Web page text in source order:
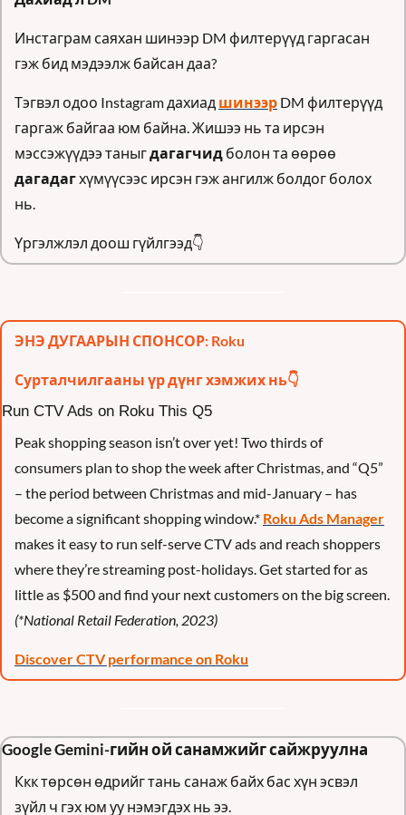
Инстаграм саяхан шинээр DM филтерүүд гаргасан
гэж бид мэдээлж байсан даа?
Тэгвэл одоо Instagram дахиад шинээр DM филтерүүд
гаргаж байгаа юм байна. Жишээ нь та ирсэн
мэссэжүүдээ таныг дагагчид
дагадаг хүмүүсээс ирсэн гэж ангилж болдог болох
нь.
Үргэлжлэл доош гүйлгээд👇
ЭНЭ ДУГААРЫН СПОНСОР: Roku
Сурталчилгааны үр дүнг хэмжих нь👇
Run CTV Ads on Roku This Q5
Peak shopping season isn’t over yet! Two thirds of
consumers plan to shop the week after Christmas, and “Q5”
– the period between Christmas and mid-January – has
become a significant shopping window.* Roku Ads Manager
makes it easy to run self-serve CTV ads and reach shoppers
where they’re streaming post-holidays. Get started for as
(*National Retail Federation, 2023)
Discover CTV performance on Roku
Google Gemini-гийн ой санамжийг сайжруулна
Ккк төрсөн өдрийг тань санаж байх бас хүн эсвэл
зүйл ч гэх юм уу нэмэгдэх нь ээ.